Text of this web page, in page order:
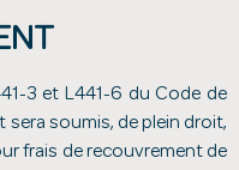
3 et L441-6 du Code de
soumis, de plein droit,
frais de recouvrement de